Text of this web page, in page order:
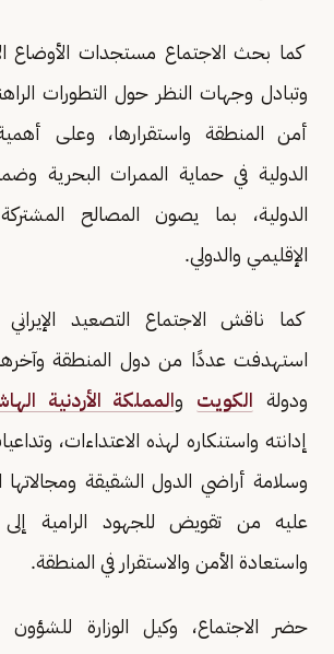
كما بحث الاجتماع مستجدات الأوضاع
وتبادل وجهات النظر حول التطورات
أمن المنطقة واستقرارها، وعلى
الدولية في حماية الممرات البحرية
الدولية، بما يصون المصالح المشتركة
الإقليمي والدولي.
كما ناقش الاجتماع التصعيد الإيراني
استهدفت عددًا من دول المنطقة
ودولة الكويت والمملكة الأردنية
إدانته واستنكاره لهذه الاعتداءات،
وسلامة أراضي الدول الشقيقة ومجالاتها
عليه من تقويض للجهود الرامية
واستعادة الأمن والاستقرار في المنطقة.
حضر الاجتماع، وكيل الوزارة للشؤون